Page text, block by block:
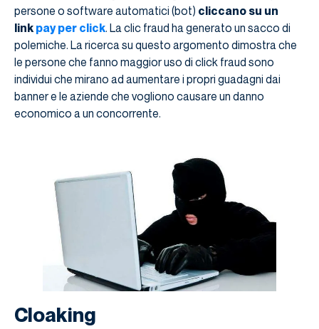
persone o software automatici (bot) cliccano su un
link pay per click. La clic fraud ha generato un sacco di
polemiche. La ricerca su questo argomento dimostra che
le persone che fanno maggior uso di click fraud sono
individui che mirano ad aumentare i propri guadagni dai
banner e le aziende che vogliono causare un danno
economico a un concorrente.
Cloaking